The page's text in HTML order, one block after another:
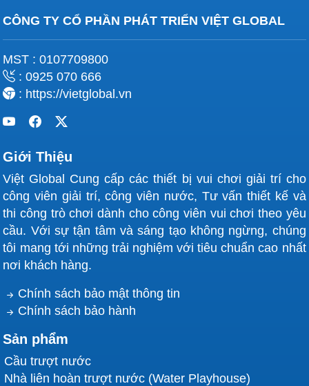
CÔNG TY CỔ PHẦN PHÁT TRIỂN VIỆT GLOBAL
MST : 0107709800
: 0925 070 666
: https://vietglobal.vn
Giới Thiệu
Việt Global Cung cấp các thiết bị vui chơi giải trí cho
công viên giải trí, công viên nước, Tư vấn thiết kế và
thi công trò chơi dành cho công viên vui chơi theo yêu
cầu. Với sự tận tâm và sáng tạo không ngừng, chúng
tôi mang tới những trải nghiệm với tiêu chuẩn cao nhất
nơi khách hàng.
Chính sách bảo mật thông tin
Chính sách bảo hành
Sản phẩm
Cầu trượt nước
Nhà liên hoàn trượt nước (Water Playhouse)